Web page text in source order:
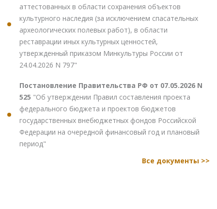
аттестованных в области сохранения объектов
культурного наследия (за исключением спасательных
археологических полевых работ), в области
реставрации иных культурных ценностей,
утвержденный приказом Минкультуры России от
24.04.2026 N 797"
Постановление Правительства РФ от 07.05.2026 N
525 "Об утверждении Правил составления проекта
федерального бюджета и проектов бюджетов
государственных внебюджетных фондов Российской
Федерации на очередной финансовый год и плановый
период"
Все документы >>